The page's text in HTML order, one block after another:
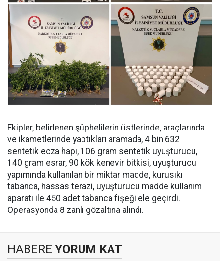
Ekipler, belirlenen şüphelilerin üstlerinde, araçlarında
ve ikametlerinde yaptıkları aramada, ⁠4 bin 632
sentetik ecza hapı, 106 gram sentetik uyuşturucu,
140 gram esrar, 90 kök kenevir bitkisi, uyuşturucu
yapımında kullanılan bir miktar madde, kurusıkı
tabanca, hassas terazi, uyuşturucu madde kullanım
aparatı ile 450 adet tabanca fişeği ele geçirdi.
Operasyonda 8 zanlı gözaltına alındı.
HABERE YORUM KAT